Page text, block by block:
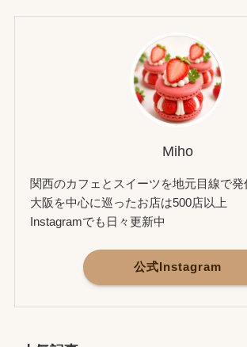
Miho
関西のカフェとスイーツを地元目線で発
大阪を中心に巡ったお店は500店以上
Instagramでも日々更新中
公式Instagram